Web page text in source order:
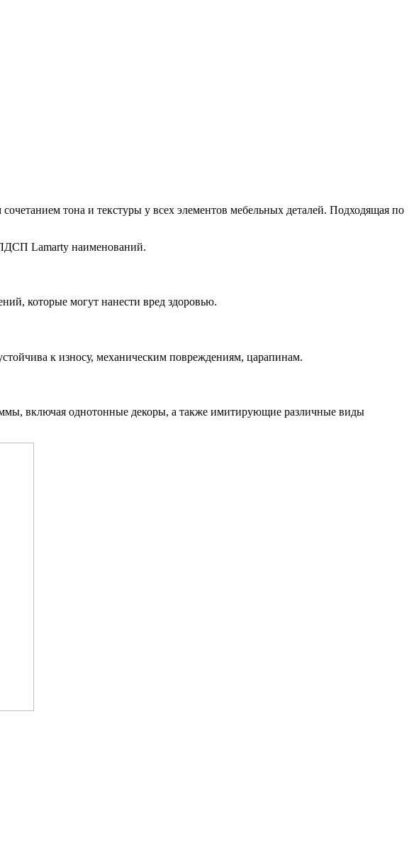
тона и текстуры у всех элементов мебельных деталей. Подходящая по
Lamarty наименований.
которые могут нанести вред здоровью.
к износу, механическим повреждениям, царапинам.
включая однотонные декоры, а также имитирующие различные виды